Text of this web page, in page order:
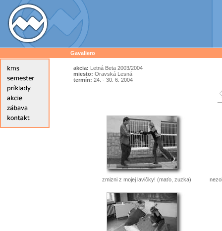
Gavaliero
akcia: Letná Beta 2003/2004
miesto: Oravská Lesná
termín: 24. - 30. 6. 2004
zmizni z mojej lavičky! (maťo, zuzka)